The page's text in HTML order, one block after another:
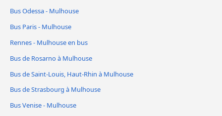
Bus Odessa - Mulhouse
Bus Paris - Mulhouse
Rennes - Mulhouse en bus
Bus de Rosarno à Mulhouse
Bus de Saint-Louis, Haut-Rhin à Mulhouse
Bus de Strasbourg à Mulhouse
Bus Venise - Mulhouse